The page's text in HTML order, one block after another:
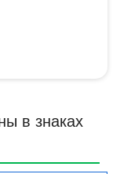
в знaкax